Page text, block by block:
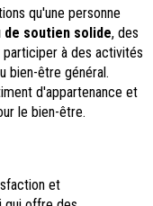
qu'une personne
de soutien solide, des
à des activités
bien-être général.
d'appartenance et
le bien-être.
et